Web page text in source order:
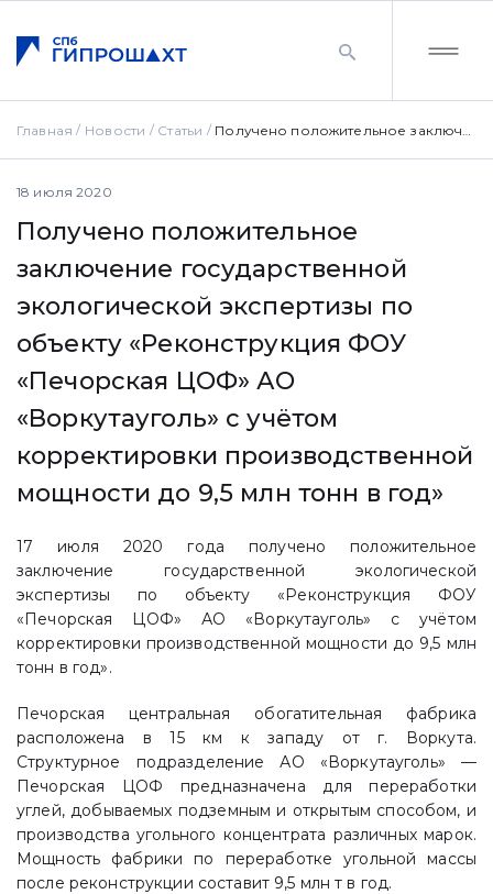
Главная Новости Статьи
18 июля 2020
Получено положительное
заключение государственной
экологической экспертизы по
объекту «Реконструкция ФОУ
«Печорская ЦОФ» АО
«Воркутауголь» с учётом
корректировки производственной
мощности до 9,5 млн тонн в год»
17 июля 2020 года получено положительное
заключение государственной экологической
экспертизы по объекту «Реконструкция ФОУ
«Печорская ЦОФ» АО «Воркутауголь» с учётом
корректировки производственной мощности до 9,5 млн
тонн в год».
Печорская центральная обогатительная фабрика
расположена в 15 км к западу от г. Воркута.
Структурное подразделение АО «Воркутауголь» —
Печорская ЦОФ предназначена для переработки
углей, добываемых подземным и открытым способом, и
производства угольного концентрата различных марок.
Мощность фабрики по переработке угольной массы
после реконструкции составит 9,5 млн т в год.